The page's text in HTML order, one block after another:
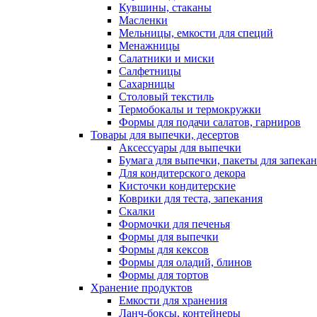
Кувшины, стаканы
Масленки
Мельницы, емкости для специй
Менажницы
Салатники и миски
Салфетницы
Сахарницы
Столовый текстиль
Термобокалы и термокружки
Формы для подачи салатов, гарниров
Товары для выпечки, десертов
Аксессуары для выпечки
Бумага для выпечки, пакеты для
Для кондитерского декора
Кисточки кондитерские
Коврики для теста, запекания
Скалки
Формочки для печенья
Формы для выпечки
Формы для кексов
Формы для оладий, блинов
Формы для тортов
Хранение продуктов
Емкости для хранения
Ланч-боксы, контейнеры